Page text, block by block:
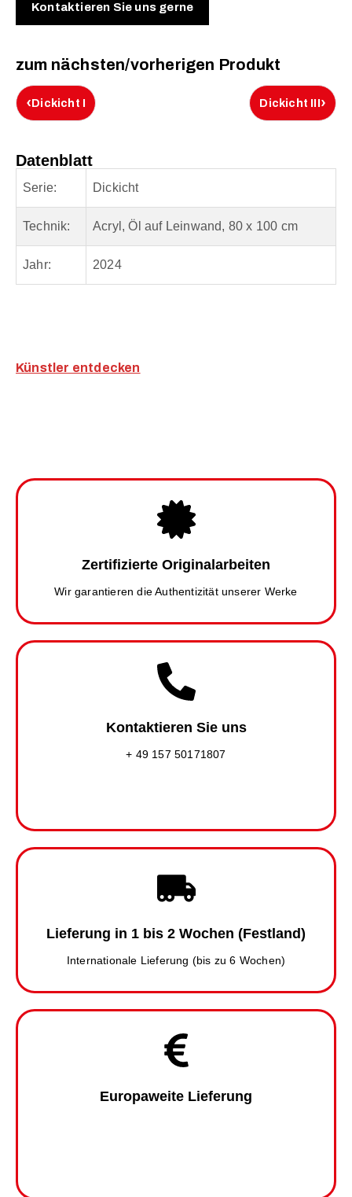
Kontaktieren Sie uns gerne
zum nächsten/vorherigen Produkt
‹Dickicht I Dickicht III›
Datenblatt
Serie: Dickicht
Technik: Acryl, Öl auf Leinwand, 80 x 100 cm
Jahr: 2024
Künstler entdecken
Zertifizierte Originalarbeiten
Wir garantieren die Authentizität unserer Werke
Kontaktieren Sie uns
+ 49 157 50171807
Lieferung in 1 bis 2 Wochen (Festland)
Internationale Lieferung (bis zu 6 Wochen)
Europaweite Lieferung